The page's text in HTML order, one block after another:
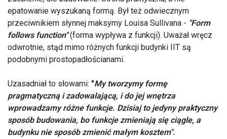
epatowanie wyszukaną formą. Był też odwiecznym
przeciwnikiem słynnej maksymy Louisa Sullivana - "Form
follows function"(forma wypływa z funkcji). Uważał wręcz
odwrotnie, stąd mimo różnych funkcji budynki IIT są
podobnymi prostopadłościanami.
Uzasadniał to słowami: "My tworzymy formę
pragmatyczną i zadowalającą, i do jej wnętrza
wprowadzamy różne funkcje. Dzisiaj to jedyny praktyczny
sposób budowania, bo funkcje zmieniają się ciągle, a
budynku nie sposób zmienić małym kosztem".